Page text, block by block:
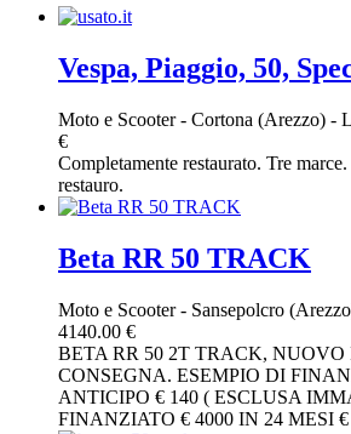
Vespa, Piaggio, 50,
Moto e Scooter- Cortona (Arezzo) -
€
Completamente restaurato. Tre
restauro.
Beta RR 50 TRACK
Moto e Scooter- Sansepolcro
4140.00 €
BETA RR 50 2T TRACK, NUOVO
CONSEGNA. ESEMPIO DI
ANTICIPO € 140 ( ESCLUSA
FINANZIATO € 4000 IN 24 MESI €